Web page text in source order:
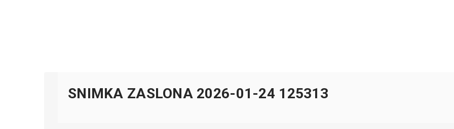
SNIMKA ZASLONA 2026-01-24 125313